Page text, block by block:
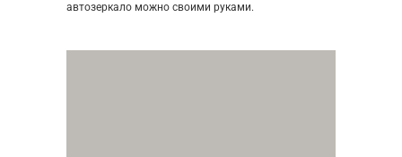
автозеркало можно своими руками.